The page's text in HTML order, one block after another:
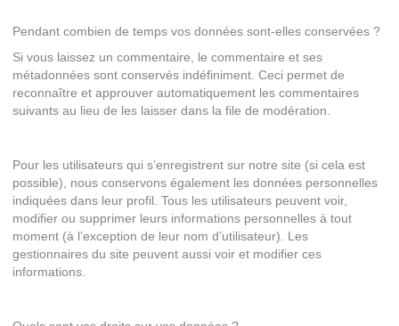
Pendant combien de temps vos données sont-elles conservées ?
Si vous laissez un commentaire, le commentaire et ses
métadonnées sont conservés indéfiniment. Ceci permet de
reconnaître et approuver automatiquement les commentaires
suivants au lieu de les laisser dans la file de modération.
Pour les utilisateurs qui s’enregistrent sur notre site (si cela est
possible), nous conservons également les données personnelles
indiquées dans leur profil. Tous les utilisateurs peuvent voir,
modifier ou supprimer leurs informations personnelles à tout
moment (à l’exception de leur nom d’utilisateur). Les
gestionnaires du site peuvent aussi voir et modifier ces
informations.